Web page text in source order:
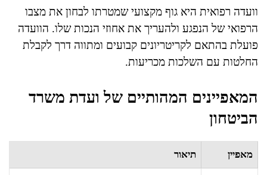
וועדה רפואית היא גוף מקצועי שמטרתו לבחון את מצבו
הרפואי של הנפגע ולהעריך את אחוזי הנכות שלו. הוועדה
פועלת בהתאם לקריטריונים קבועים ומתווה דרך לקבלת
החלטות עם השלכות מכריעות.
המאפיינים המהותיים של ועדת משרד
הביטחון
מאפיין תיאור